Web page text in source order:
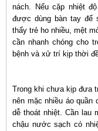
nách. Nếu cặp nhiệt
được dùng bàn tay để
thấy trẻ ho nhiều, mệt
cần nhanh chóng cho
bệnh và xử trí kịp thời
Trong khi chưa kịp đưa
nên mặc nhiều áo quần
dễ thoát nhiệt. Cần lau
chậu nước sạch có